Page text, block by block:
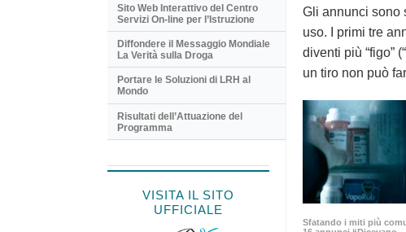
Gli annunci sono
uso. I primi tre
diventi più “figo”
un tiro non può
Sfatando i miti più
Sito Web Interattivo del Centro
Servizi On-line per l’Istruzione
Diffondere il Messaggio Mondiale
La Verità sulla Droga
Portare le Soluzioni di LRH al
Mondo
Risultati dell’Attuazione del
Programma
VISITA IL SITO
UFFICIALE